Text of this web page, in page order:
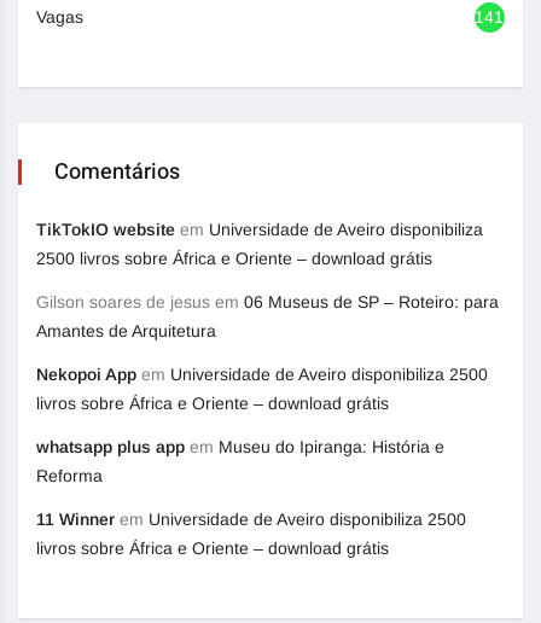
Vagas 1416
Comentários
TikTokIO website em Universidade de Aveiro disponibiliza
2500 livros sobre África e Oriente – download grátis
Gilson soares de jesus em 06 Museus de SP – Roteiro: para
Amantes de Arquitetura
Nekopoi App em Universidade de Aveiro disponibiliza 2500
livros sobre África e Oriente – download grátis
whatsapp plus app em Museu do Ipiranga: História e
Reforma
11 Winner em Universidade de Aveiro disponibiliza 2500
livros sobre África e Oriente – download grátis